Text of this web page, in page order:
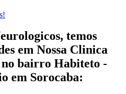
temos
em Nossa Clinica
bairro Habiteto -
em Sorocaba: